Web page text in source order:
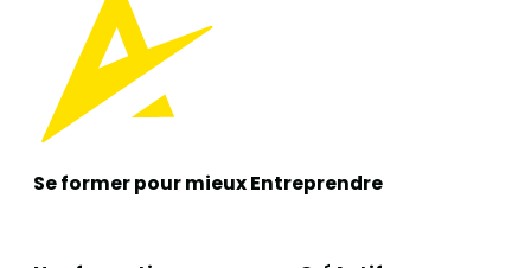
Se former pour mieuxEntreprendre